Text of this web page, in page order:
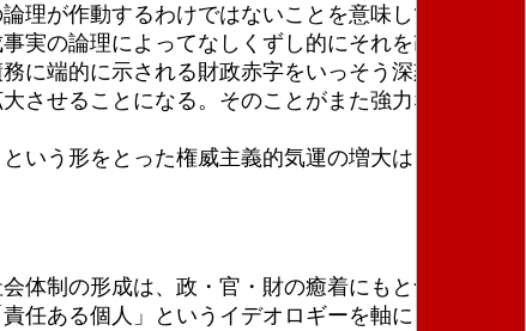
が作動するわけではないことを意味している。
実の論理によってなしくずし的にそれを改変し、
に端的に示される財政赤字をいっそう深刻化させ
させることになる。そのことがまた強力なリーダ
う形をとった権威主義的気運の増大は、大資
制の形成は、政・官・財の癒着にもとづく旧来
任ある個人」というイデオロギーを軸に、「弱者